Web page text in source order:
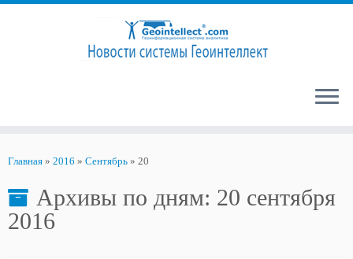
Главная » 2016 » Сентябрь » 20
Архивы по дням: 20 сентября
2016